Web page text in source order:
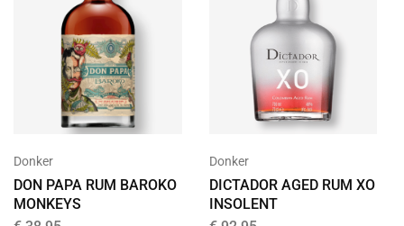
Donker
DON PAPA RUM BAROKO
MONKEYS
Donker
DICTADOR AGED RUM XO
INSOLENT